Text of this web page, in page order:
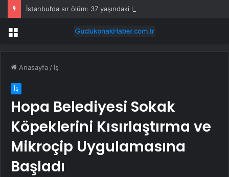
Menü
Anasayfa / İş
İş
Hopa Belediyesi Sokak
Köpeklerini Kısırlaştırma ve
Mikroçip Uygulamasına
Başladı